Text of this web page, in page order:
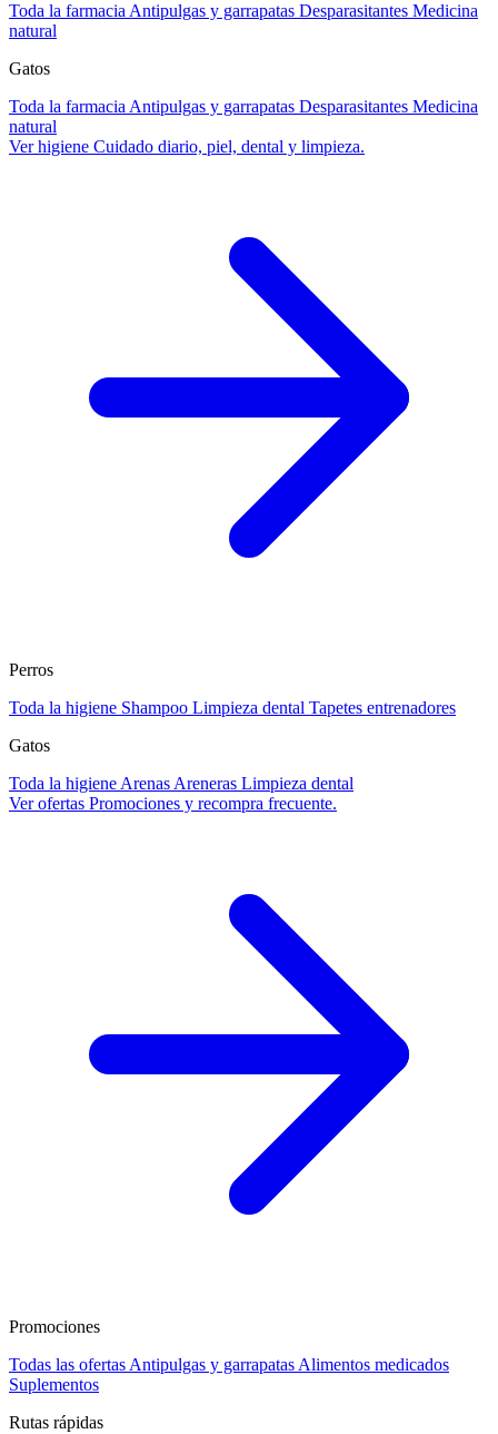
Toda la farmacia Antipulgas y garrapatas Desparasitantes Medicina
natural
Gatos
Toda la farmacia Antipulgas y garrapatas Desparasitantes Medicina
natural
Ver higiene Cuidado diario, piel, dental y limpieza.
Perros
Toda la higiene Shampoo Limpieza dental Tapetes entrenadores
Gatos
Toda la higiene Arenas Areneras Limpieza dental
Ver ofertas Promociones y recompra frecuente.
Promociones
Todas las ofertas Antipulgas y garrapatas Alimentos medicados
Suplementos
Rutas rápidas